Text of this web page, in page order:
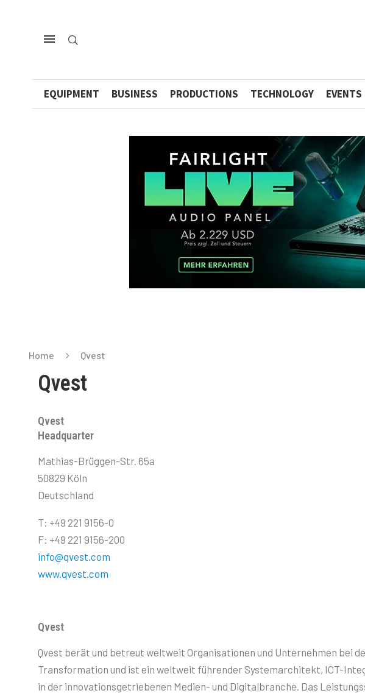
EQUIPMENT BUSINESS PRODUCTIONS TECHNOLOGY EVENTS
Home Qvest
Qvest
Qvest
Headquarter
Mathias-Brüggen-Str. 65a
50829 Köln
Deutschland
T: +49 221 9156-0
F: +49 221 9156-200
info@qvest.com
www.qvest.com
Qvest
Qvest berät und betreut weltweit Organisationen und Unternehmen bei
Transformation und ist ein weltweit führender Systemarchitekt, ICT-
in der innovationsgetriebenen Medien- und Digitalbranche. Das